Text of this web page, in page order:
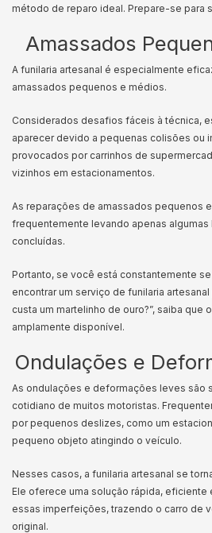
método de reparo ideal. Prepare-se para
Amassados
A funilaria artesanal é especialmente
amassados pequenos e médios.
Considerados desafios fáceis à técnica,
aparecer devido a pequenas colisões ou
provocados por carrinhos de
vizinhos em estacionamentos.
As reparações de amassados pequenos
frequentemente levando apenas algumas
concluídas.
Portanto, se você está constantemente
encontrar um serviço de funilaria artesanal
custa um martelinho de ouro?”, saiba que
amplamente disponível.
Ondulações e
As ondulações e deformações leves são
cotidiano de muitos motoristas.
por pequenos deslizes, como um
pequeno objeto atingindo o veículo.
Nesses casos, a funilaria artesanal se
Ele oferece uma solução rápida, eficiente
essas imperfeições, trazendo o carro de
original.